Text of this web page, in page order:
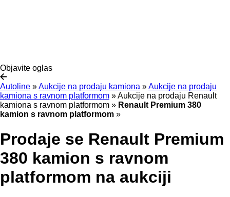
Objavite oglas
Autoline »Aukcije na prodaju kamiona »Aukcije na prodaju
kamiona s ravnom platformom »Aukcije na prodaju Renault
kamiona s ravnom platformom » Renault Premium 380
kamion s ravnom platformom »
Prodaje se Renault Premium
380 kamion s ravnom
platformom na aukciji